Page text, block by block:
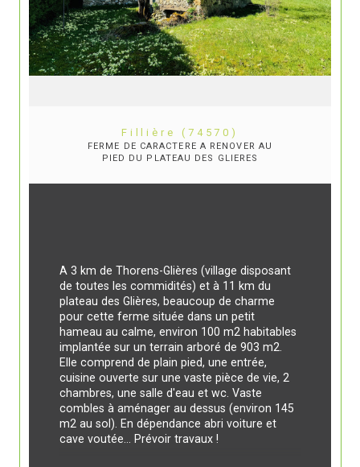
Fillière (74570)
FERME DE CARACTERE A RENOVER AU
PIED DU PLATEAU DES GLIERES
A 3 km de Thorens-Glières (village disposant
de toutes les commidités) et à 11 km du
plateau des Glières, beaucoup de charme
pour cette ferme située dans un petit
hameau au calme, environ 100 m2 habitables
implantée sur un terrain arboré de 903 m2.
Elle comprend de plain pied, une entrée,
cuisine ouverte sur une vaste pièce de vie, 2
chambres, une salle d'eau et wc. Vaste
combles à aménager au dessus (environ 145
m2 au sol). En dépendance abri voiture et
cave voutée... Prévoir travaux !